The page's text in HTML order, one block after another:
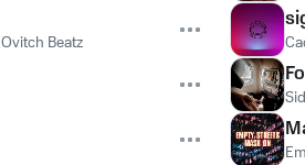
Ovitch Beatz